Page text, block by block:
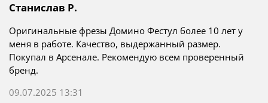
Станислав Р.
Оригинальные фрезы Домино Фестул более 10 лет у
меня в работе. Качество, выдержанный размер.
Покупал в Арсенале. Рекомендую всем проверенный
бренд.
09.07.2025 13:31